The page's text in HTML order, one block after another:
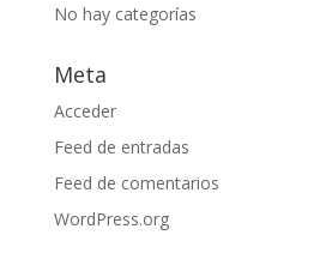
No hay categorías
Meta
Acceder
Feed de entradas
Feed de comentarios
WordPress.org